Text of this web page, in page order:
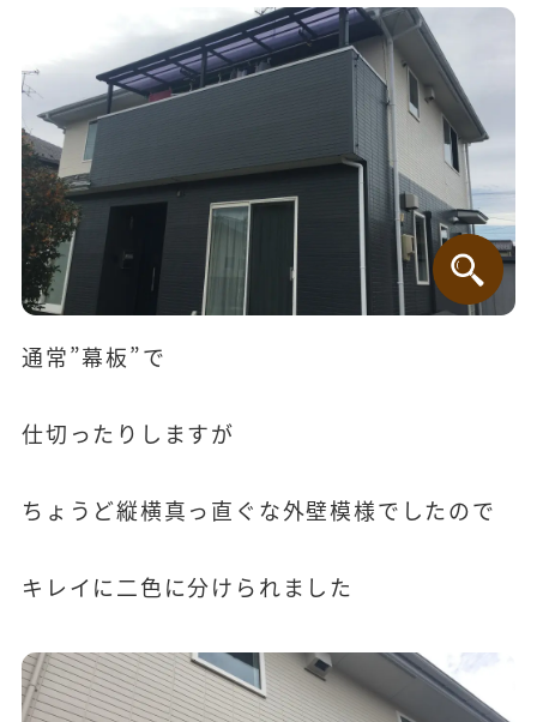
通常”幕板”で
仕切ったりしますが
ちょうど縦横真っ直ぐな外壁模様でしたので
キレイに二色に分けられました